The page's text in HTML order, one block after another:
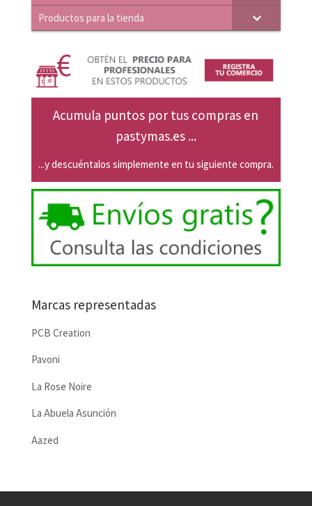
Productos para la tienda
Acumula puntos por tus compras en
pastymas.es ...
...y descuéntalos simplemente en tu siguiente compra.
Marcas representadas
PCB Creation
Pavoni
La Rose Noire
La Abuela Asunción
Aazed